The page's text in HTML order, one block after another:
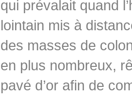
qui prévalait quand
lointain mis à
des masses de
en plus nombreux,
pavé d’or afin de